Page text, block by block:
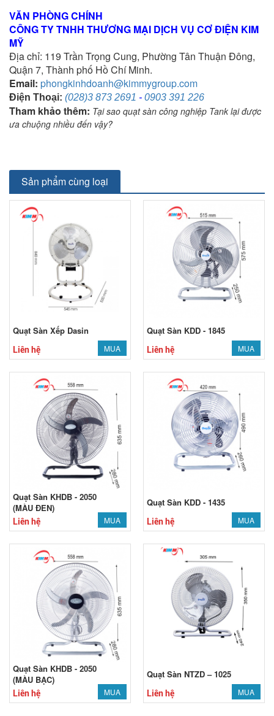
VĂN PHÒNG CHÍNH
CÔNG TY TNHH THƯƠNG MẠI DỊCH VỤ CƠ ĐIỆN KIM
MỸ
Địa chỉ: 119 Trần Trọng Cung, Phường Tân Thuận Đông,
Quận 7, Thành phố Hồ Chí Minh.
Email: phongkinhdoanh@kimmygroup.com
Điện Thoại: (028)3 873 2691 - 0903 391 226
Tham khảo thêm: Tại sao quạt sàn công nghiệp Tank lại được
ưa chuộng nhiều đến vậy?
Sản phẩm cùng loại
Quạt Sàn Xếp Dasin
Liên hệ MUA
Quạt Sàn KDD - 1845
Liên hệ MUA
Quạt Sàn KHDB - 2050
(MÀU ĐEN)
Liên hệ MUA
Quạt Sàn KDD - 1435
Liên hệ MUA
Quạt Sàn KHDB - 2050
(MÀU BẠC)
Liên hệ MUA
Quạt Sàn NTZD – 1025
Liên hệ MUA